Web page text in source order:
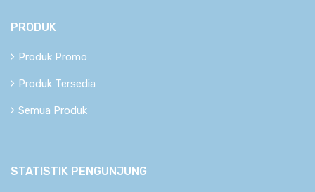
PRODUK
Produk Promo
Produk Tersedia
Semua Produk
STATISTIK PENGUNJUNG